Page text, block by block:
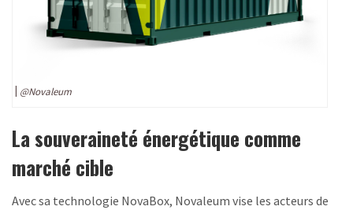
@Novaleum
La souveraineté énergétique comme
marché cible
Avec sa technologie NovaBox, Novaleum vise les acteurs de